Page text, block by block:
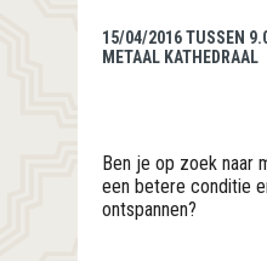
15/04/2016 TUSSEN
METAAL KATHEDRAAL
Ben je op zoek naar
een betere conditie
ontspannen?